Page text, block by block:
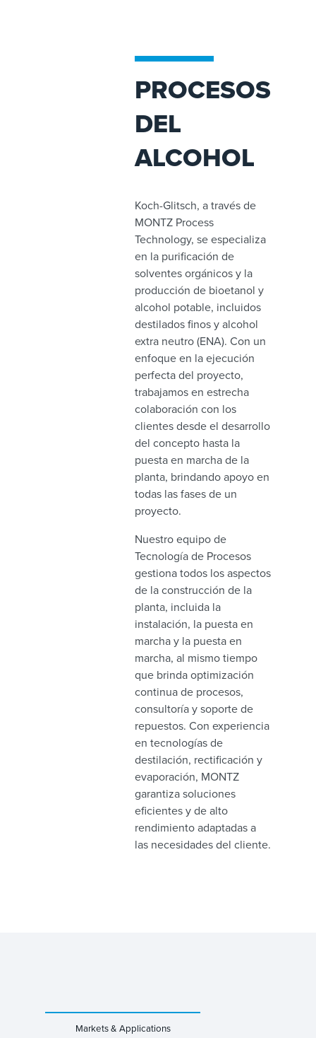
PROCESOS
DEL
ALCOHOL
Koch-Glitsch, a través de
MONTZ Process
Technology, se especializa
en la purificación de
solventes orgánicos y la
producción de bioetanol y
alcohol potable, incluidos
destilados finos y alcohol
extra neutro (ENA). Con un
enfoque en la ejecución
perfecta del proyecto,
trabajamos en estrecha
colaboración con los
clientes desde el desarrollo
del concepto hasta la
puesta en marcha de la
planta, brindando apoyo en
todas las fases de un
proyecto.
Nuestro equipo de
Tecnología de Procesos
gestiona todos los aspectos
de la construcción de la
planta, incluida la
instalación, la puesta en
marcha y la puesta en
marcha, al mismo tiempo
que brinda optimización
continua de procesos,
consultoría y soporte de
repuestos. Con experiencia
en tecnologías de
destilación, rectificación y
evaporación, MONTZ
garantiza soluciones
eficientes y de alto
rendimiento adaptadas a
las necesidades del cliente.
Markets & Applications